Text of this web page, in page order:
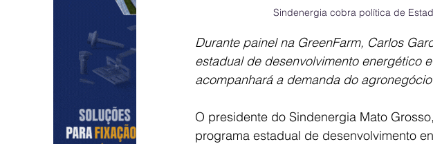
Sindenergia cobra política de
Durante painel na GreenFarm, Carlos
estadual de desenvolvimento energético
acompanhará a demanda do
O presidente do Sindenergia Mato
programa estadual de desenvolvimento